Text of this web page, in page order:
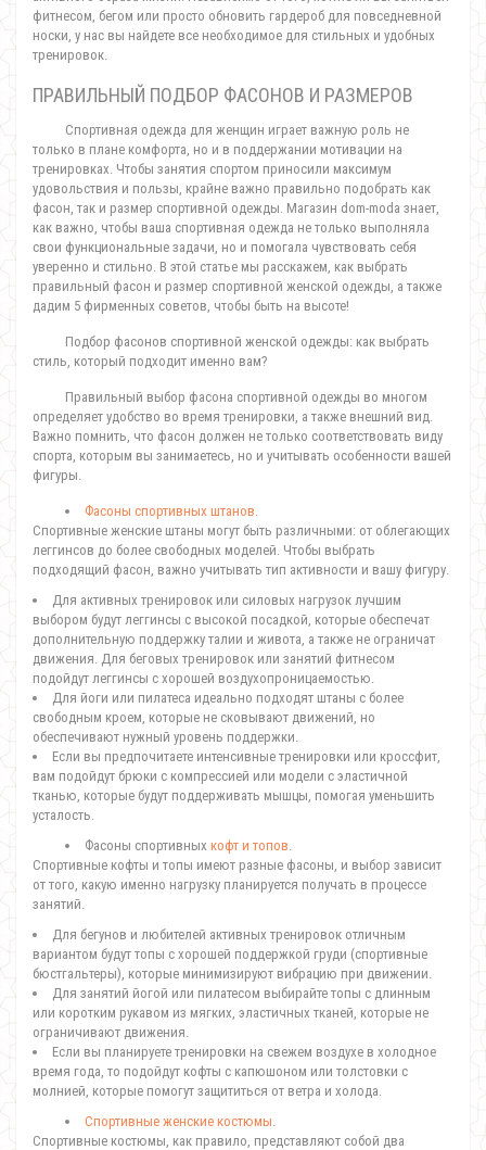
фитнесом, бегом или просто обновить гардероб для повседневной
носки, у нас вы найдете все необходимое для стильных и удобных
тренировок.
ПРАВИЛЬНЫЙ ПОДБОР ФАСОНОВ И РАЗМЕРОВ
Спортивная одежда для женщин играет важную роль не
только в плане комфорта, но и в поддержании мотивации на
тренировках. Чтобы занятия спортом приносили максимум
удовольствия и пользы, крайне важно правильно подобрать как
фасон, так и размер спортивной одежды. Магазин dom-moda знает,
как важно, чтобы ваша спортивная одежда не только выполняла
свои функциональные задачи, но и помогала чувствовать себя
уверенно и стильно. В этой статье мы расскажем, как выбрать
правильный фасон и размер спортивной женской одежды, а также
дадим 5 фирменных советов, чтобы быть на высоте!
Подбор фасонов спортивной женской одежды: как выбрать
стиль, который подходит именно вам?
Правильный выбор фасона спортивной одежды во многом
определяет удобство во время тренировки, а также внешний вид.
Важно помнить, что фасон должен не только соответствовать виду
спорта, которым вы занимаетесь, но и учитывать особенности вашей
фигуры.
Фасоны спортивных штанов.
Спортивные женские штаны могут быть различными: от облегающих
леггинсов до более свободных моделей. Чтобы выбрать
подходящий фасон, важно учитывать тип активности и вашу фигуру.
Для активных тренировок или силовых нагрузок лучшим
выбором будут леггинсы с высокой посадкой, которые обеспечат
дополнительную поддержку талии и живота, а также не ограничат
движения. Для беговых тренировок или занятий фитнесом
подойдут леггинсы с хорошей воздухопроницаемостью.
Для йоги или пилатеса идеально подходят штаны с более
свободным кроем, которые не сковывают движений, но
обеспечивают нужный уровень поддержки.
Если вы предпочитаете интенсивные тренировки или кроссфит,
вам подойдут брюки с компрессией или модели с эластичной
тканью, которые будут поддерживать мышцы, помогая уменьшить
усталость.
Фасоны спортивных кофт и топов.
Спортивные кофты и топы имеют разные фасоны, и выбор зависит
от того, какую именно нагрузку планируется получать в процессе
занятий.
Для бегунов и любителей активных тренировок отличным
вариантом будут топы с хорошей поддержкой груди (спортивные
бюстгальтеры), которые минимизируют вибрацию при движении.
Для занятий йогой или пилатесом выбирайте топы с длинным
или коротким рукавом из мягких, эластичных тканей, которые не
ограничивают движения.
Если вы планируете тренировки на свежем воздухе в холодное
время года, то подойдут кофты с капюшоном или толстовки с
молнией, которые помогут защититься от ветра и холода.
Спортивные женские костюмы.
Спортивные костюмы, как правило, представляют собой два